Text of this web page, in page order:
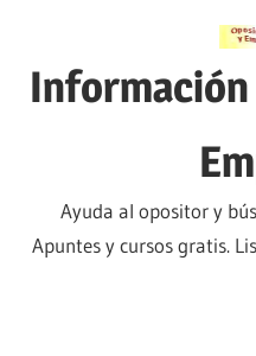
contenido
Información
Ayuda al opositor y
Apuntes y cursos gratis.